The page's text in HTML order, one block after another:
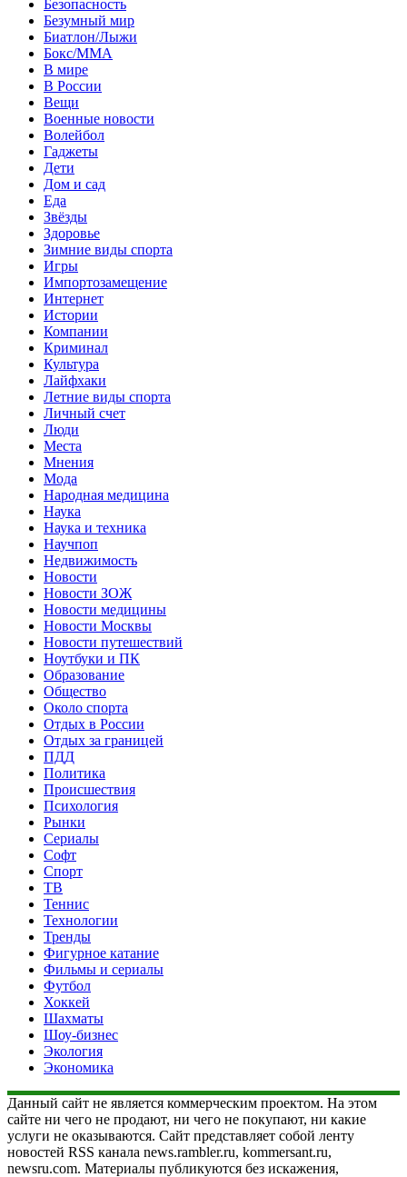
Безопасность
Безумный мир
Биатлон/Лыжи
Бокс/MMA
В мире
В России
Вещи
Военные новости
Волейбол
Гаджеты
Дети
Дом и сад
Еда
Звёзды
Здоровье
Зимние виды спорта
Игры
Импортозамещение
Интернет
Истории
Компании
Криминал
Культура
Лайфхаки
Летние виды спорта
Личный счет
Люди
Места
Мнения
Мода
Народная медицина
Наука
Наука и техника
Научпоп
Недвижимость
Новости
Новости ЗОЖ
Новости медицины
Новости Москвы
Новости путешествий
Ноутбуки и ПК
Образование
Общество
Около спорта
Отдых в России
Отдых за границей
ПДД
Политика
Происшествия
Психология
Рынки
Сериалы
Софт
Спорт
ТВ
Теннис
Технологии
Тренды
Фигурное катание
Фильмы и сериалы
Футбол
Хоккей
Шахматы
Шоу-бизнес
Экология
Экономика
Данный сайт не является коммерческим проектом. На этом
сайте ни чего не продают, ни чего не покупают, ни какие
услуги не оказываются. Сайт представляет собой ленту
новостей RSS канала news.rambler.ru, kommersant.ru,
newsru.com. Материалы публикуются без искажения,